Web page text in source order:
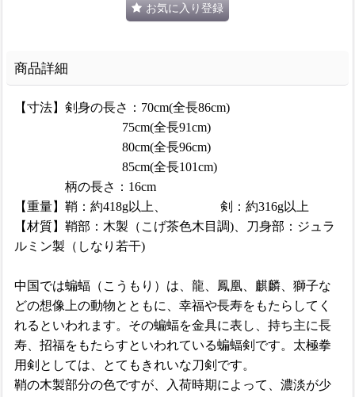
お気に入り登録
商品詳細
【寸法】剣身の長さ：70cm(全長86cm)
75cm(全長91cm)
80cm(全長96cm)
85cm(全長101cm)
柄の長さ：16cm
【重量】鞘：約418g以上、 剣：約316g以上
【材質】鞘部：木製（こげ茶色木目調)、刀身部：ジュラ
ルミン製（しなり若干)
中国では蝙蝠（こうもり）は、龍、鳳凰、麒麟、獅子な
どの想像上の動物とともに、幸福や長寿をもたらしてく
れるといわれます。その蝙蝠を金具に表し、持ち主に長
寿、招福をもたらすといわれている蝙蝠剣です。太極拳
用剣としては、とてもきれいな刀剣です。
鞘の木製部分の色ですが、入荷時期によって、濃淡が少